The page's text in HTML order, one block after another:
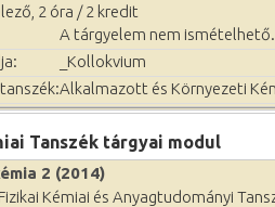
2 óra / 2 kredit
A tárgyelem nem ismételhető.
_Kollokvium
Alkalmazott és Környezeti
Tanszék tárgyai modul
2 (2014)
Fizikai Kémiai és Anyagtudományi